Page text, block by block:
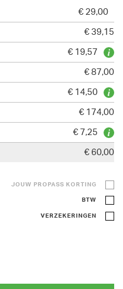
€ 29,00
€ 39,15
€ 19,57
€ 87,00
€ 14,50
€ 174,00
€ 7,25
€ 60,00
JOUW PROPASS KORTING
BTW
VERZEKERINGEN